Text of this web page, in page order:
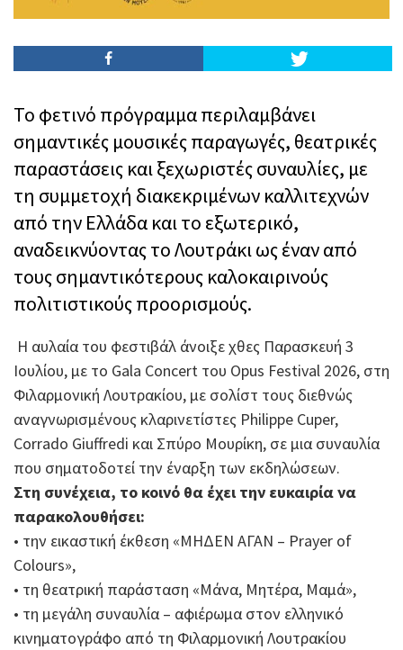
Το φετινό πρόγραμμα περιλαμβάνει
σημαντικές μουσικές παραγωγές, θεατρικές
παραστάσεις και ξεχωριστές συναυλίες, με
τη συμμετοχή διακεκριμένων καλλιτεχνών
από την Ελλάδα και το εξωτερικό,
αναδεικνύοντας το Λουτράκι ως έναν από
τους σημαντικότερους καλοκαιρινούς
πολιτιστικούς προορισμούς.
Η αυλαία του φεστιβάλ άνοιξε χθες Παρασκευή 3
Ιουλίου, με το Gala Concert του Opus Festival 2026, στη
Φιλαρμονική Λουτρακίου, με σολίστ τους διεθνώς
αναγνωρισμένους κλαρινετίστες Philippe Cuper,
Corrado Giuffredi και Σπύρο Μουρίκη, σε μια συναυλία
που σηματοδοτεί την έναρξη των εκδηλώσεων.
Στη συνέχεια, το κοινό θα έχει την ευκαιρία να
παρακολουθήσει:
• την εικαστική έκθεση «ΜΗΔΕΝ ΑΓΑΝ – Prayer of
Colours»,
• τη θεατρική παράσταση «Μάνα, Μητέρα, Μαμά»,
• τη μεγάλη συναυλία – αφιέρωμα στον ελληνικό
κινηματογράφο από τη Φιλαρμονική Λουτρακίου